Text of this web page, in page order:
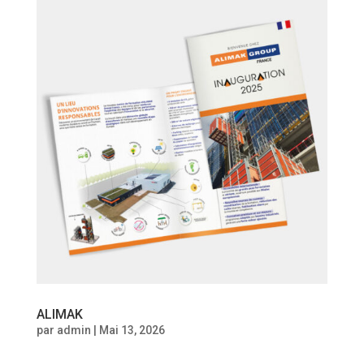
ALIMAK
par admin Mai 13, 2026